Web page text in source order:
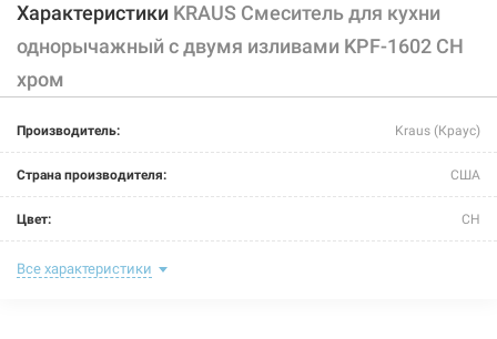
Характеристики KRAUS Смеситель для кухни
однорычажный с двумя изливами KPF-1602 CH
хром
Производитель: Kraus (Краус)
Страна производителя: США
Цвет: CH
Назначение смесителя:
Все характеристики